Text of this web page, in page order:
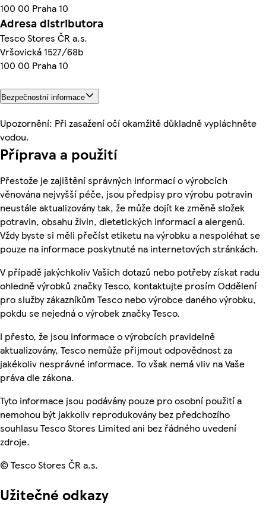
100 00 Praha 10
Adresa distributora
Tesco Stores ČR a.s.
Vršovická 1527/68b
100 00 Praha 10
Bezpečnostní informace
Upozornění: Při zasažení očí okamžitě důkladně vypláchněte
vodou.
Příprava a použití
Přestože je zajištění správných informací o výrobcích
věnována nejvyšší péče, jsou předpisy pro výrobu potravin
neustále aktualizovány tak, že může dojít ke změně složek
potravin, obsahu živin, dietetických informací a alergenů.
Vždy byste si měli přečíst etiketu na výrobku a nespoléhat se
pouze na informace poskytnuté na internetových stránkách.
V případě jakýchkoliv Vašich dotazů nebo potřeby získat radu
ohledně výrobků značky Tesco, kontaktujte prosím Oddělení
pro služby zákazníkům Tesco nebo výrobce daného výrobku,
pokdu se nejedná o výrobek značky Tesco.
I přesto, že jsou informace o výrobcích pravidelně
aktualizovány, Tesco nemůže přijmout odpovědnost za
jakékoliv nesprávné informace. To však nemá vliv na Vaše
práva dle zákona.
Tyto informace jsou podávány pouze pro osobní použití a
nemohou být jakkoliv reprodukovány bez předchozího
souhlasu Tesco Stores Limited ani bez řádného uvedení
zdroje.
© Tesco Stores ČR a.s.
Užitečné odkazy